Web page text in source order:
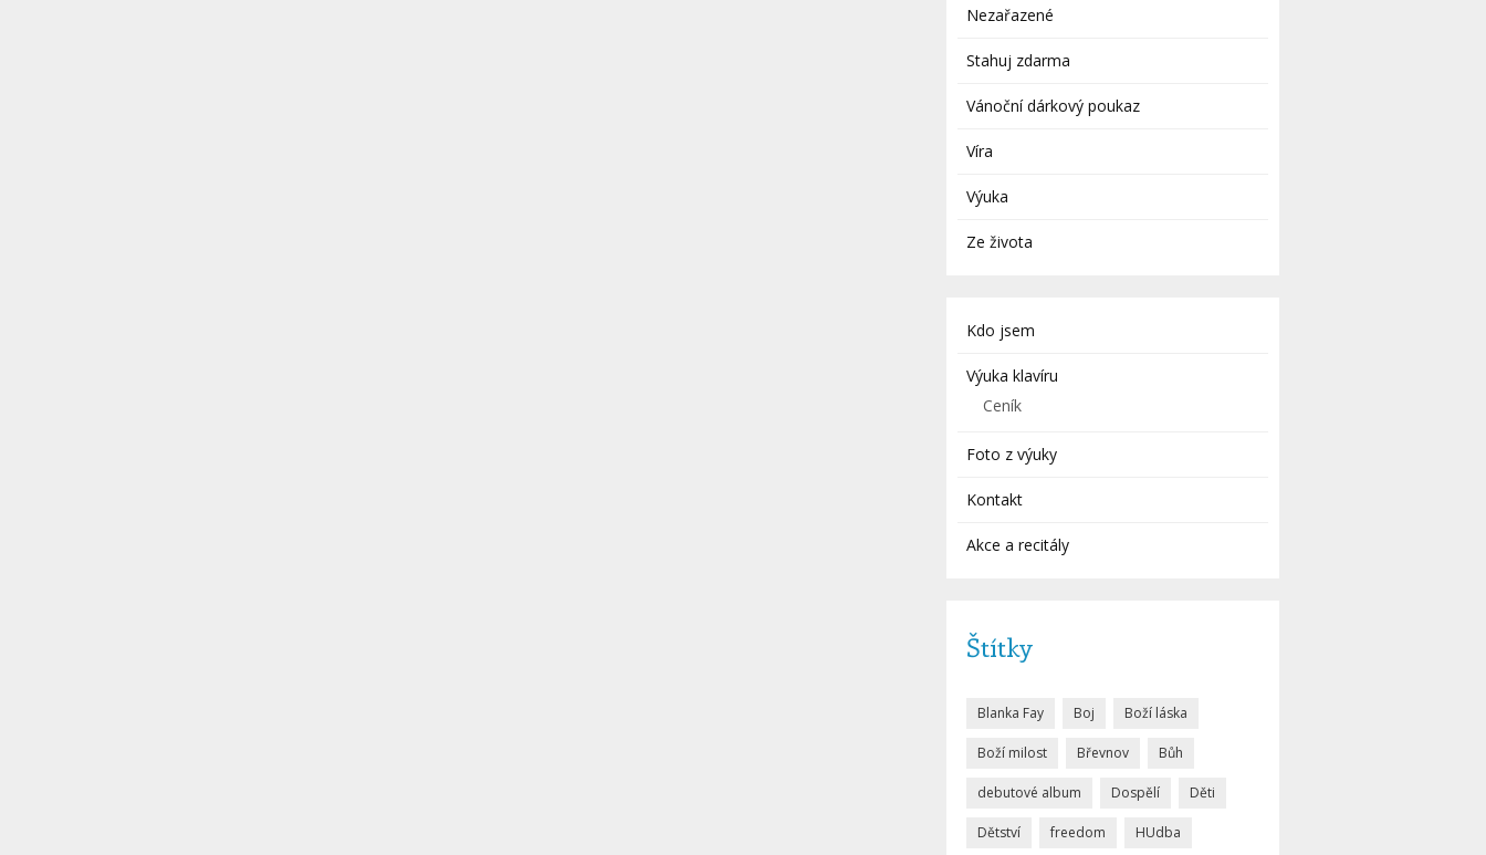
Nezařazené
Stahuj zdarma
Vánoční dárkový poukaz
Víra
Výuka
Ze života
Kdo jsem
Výuka klavíru
Ceník
Foto z výuky
Kontakt
Akce a recitály
Štítky
Blanka Fay Boj Boží láska
Boží milost Břevnov Bůh
debutové album Dospělí Děti
Dětství freedom HUdba